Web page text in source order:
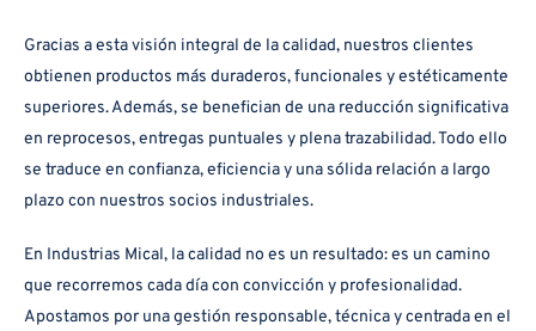
Gracias a esta visión integral de la calidad, nuestros clientes
obtienen productos más duraderos, funcionales y estéticamente
superiores. Además, se benefician de una reducción significativa
en reprocesos, entregas puntuales y plena trazabilidad. Todo ello
se traduce en confianza, eficiencia y una sólida relación a largo
plazo con nuestros socios industriales.
En Industrias Mical, la calidad no es un resultado: es un camino
que recorremos cada día con convicción y profesionalidad.
Apostamos por una gestión responsable, técnica y centrada en el